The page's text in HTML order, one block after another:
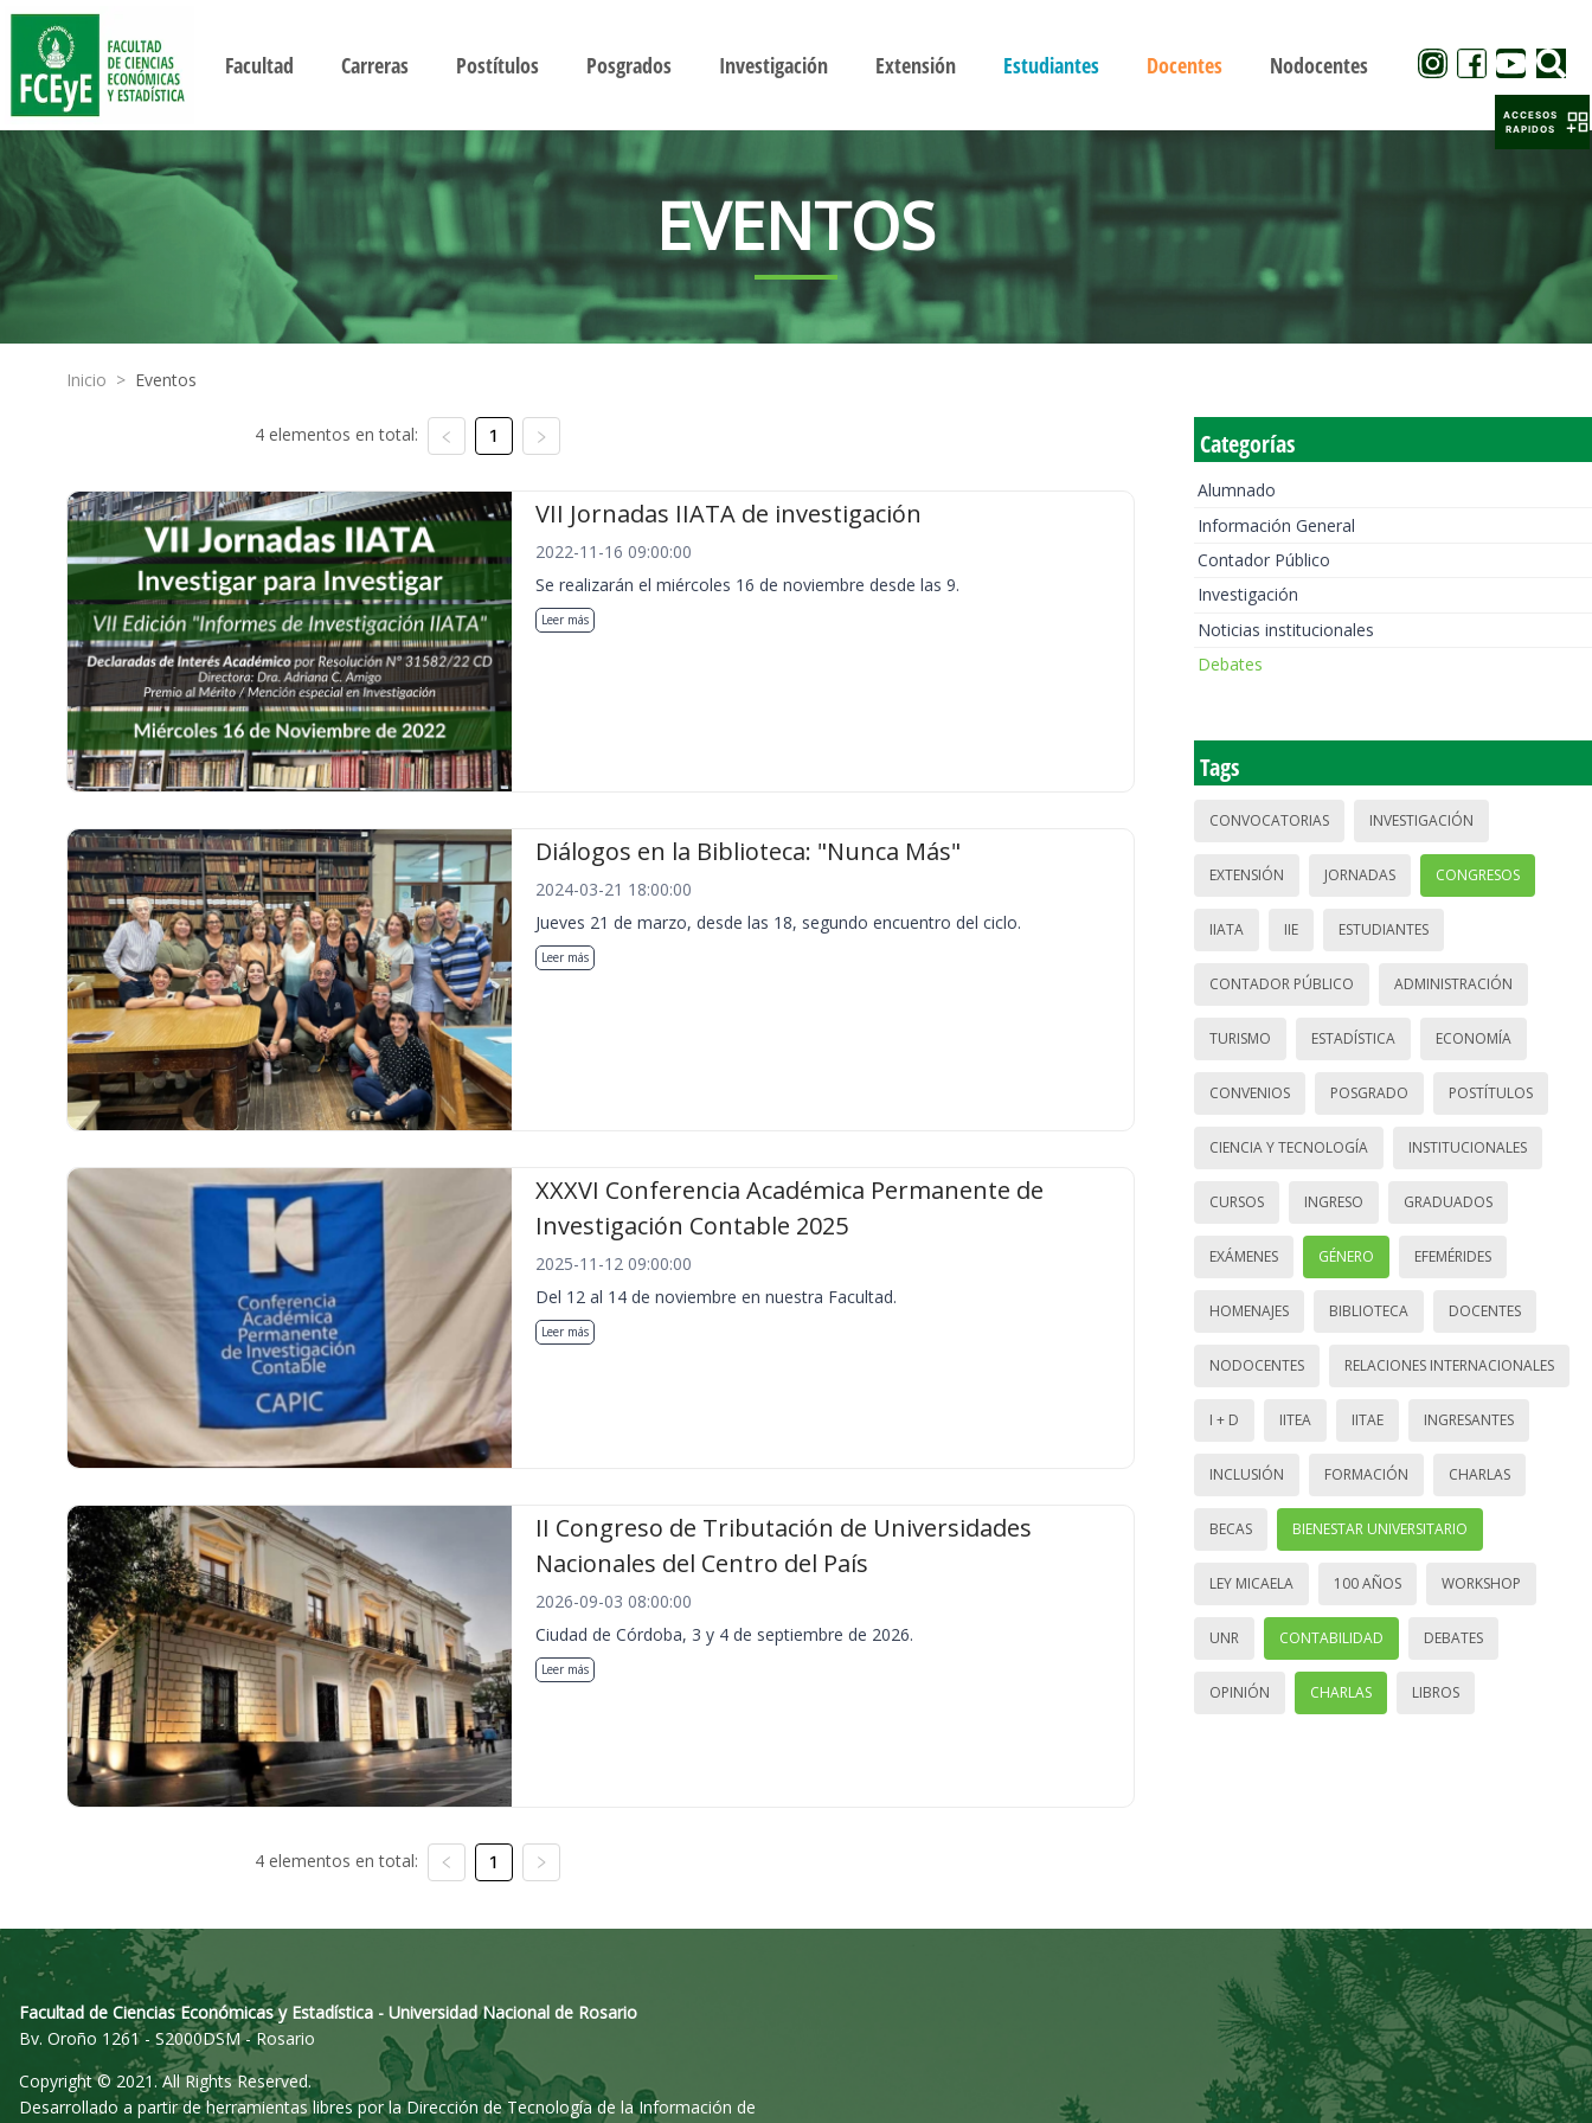
Facultad Carreras Postítulos Posgrados Investigación Extensión Estudiantes Docentes Nodocentes
EVENTOS
Inicio > Eventos
4 elementos en total: 1
VII Jornadas IIATA de investigación
2022-11-16 09:00:00
Se realizarán el miércoles 16 de noviembre desde las 9.
Leer más
Diálogos en la Biblioteca: "Nunca Más"
2024-03-21 18:00:00
Jueves 21 de marzo, desde las 18, segundo encuentro del ciclo.
Leer más
XXXVI Conferencia Académica Permanente de
Investigación Contable 2025
2025-11-12 09:00:00
Del 12 al 14 de noviembre en nuestra Facultad.
Leer más
II Congreso de Tributación de Universidades
Nacionales del Centro del País
2026-09-03 08:00:00
Ciudad de Córdoba, 3 y 4 de septiembre de 2026.
Leer más
4 elementos en total: 1
Categorías
Alumnado
Información General
Contador Público
Investigación
Noticias institucionales
Debates
Tags
CONVOCATORIAS INVESTIGACIÓN
EXTENSIÓN JORNADAS CONGRESOS
IIATA IIE ESTUDIANTES
CONTADOR PÚBLICO ADMINISTRACIÓN
TURISMO ESTADÍSTICA ECONOMÍA
CONVENIOS POSGRADO POSTÍTULOS
CIENCIA Y TECNOLOGÍA INSTITUCIONALES
CURSOS INGRESO GRADUADOS
EXÁMENES GÉNERO EFEMÉRIDES
HOMENAJES BIBLIOTECA DOCENTES
NODOCENTES RELACIONES INTERNACIONALES
I + D IITEA IITAE INGRESANTES
INCLUSIÓN FORMACIÓN CHARLAS
BECAS BIENESTAR UNIVERSITARIO
LEY MICAELA 100 AÑOS WORKSHOP
UNR CONTABILIDAD DEBATES
OPINIÓN CHARLAS LIBROS
Facultad de Ciencias Económicas y Estadística - Universidad Nacional de Rosario
Bv. Oroño 1261 - S2000DSM - Rosario
Copyright © 2021. All Rights Reserved.
Desarrollado a partir de herramientas libres por la Dirección de Tecnología de la Información de
ACCESOS
RAPIDOS